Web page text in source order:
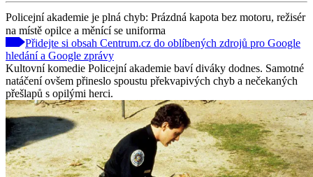
Policejní akademie je plná chyb: Prázdná kapota bez motoru, režisér
na místě opilce a měnící se uniforma
Přidejte si obsah Centrum.cz do oblíbených zdrojů pro Google
hledání a Google zprávy
Kultovní komedie Policejní akademie baví diváky dodnes. Samotné
natáčení ovšem přineslo spoustu překvapivých chyb a nečekaných
přešlapů s opilými herci.